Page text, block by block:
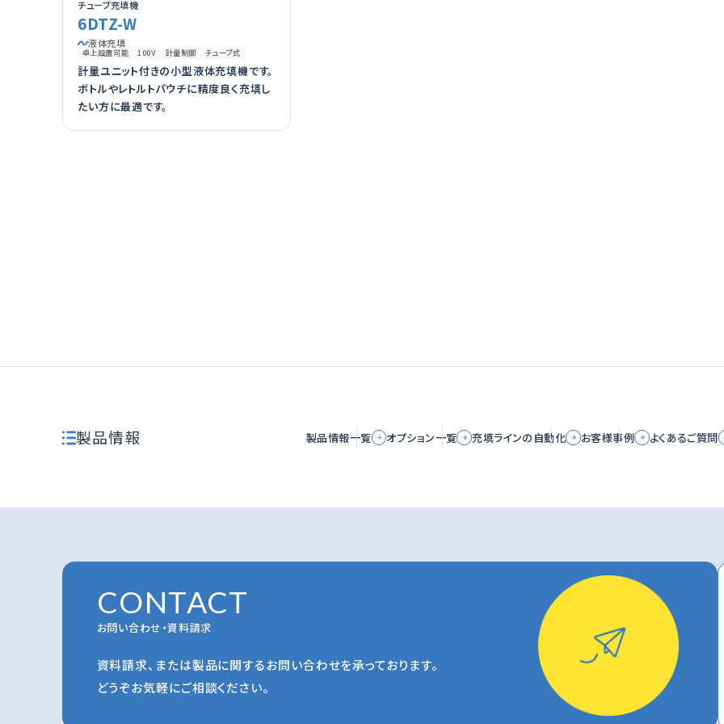
チューブ充填機
6DTZ-W
液体充填
卓上設置可能 100V 計量制御 チューブ式
計量ユニット付きの小型液体充填機です。
ボトルやレトルトパウチに精度良く充填し
たい方に最適です。
製品情報 製品情報一覧 オプション一覧 充填ラインの自動化 お客様事例 よくあるご質問
CONTACT
お問い合わせ・資料請求
資料請求、または製品に関するお問い合わせを承っております。
どうぞお気軽にご相談ください。